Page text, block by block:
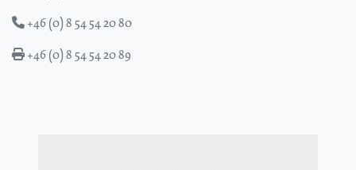
+46 (0) 8 54 54 20 80
+46 (0) 8 54 54 20 89